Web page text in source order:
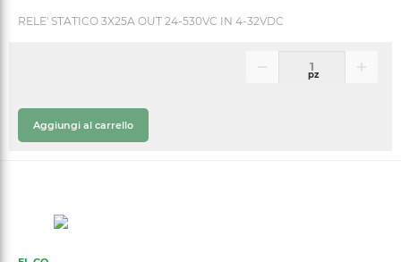
RELE' STATICO 3X25A OUT 24-530VC IN 4-32VDC
pz
Aggiungi al carrello